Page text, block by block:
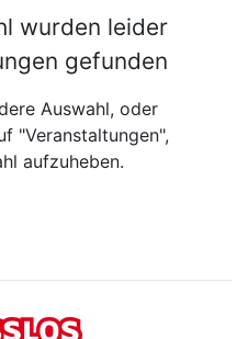
wurden leider
gefunden
Auswahl, oder
"Veranstaltungen",
aufzuheben.